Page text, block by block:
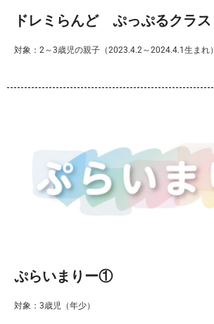
ドレミらんど ぷっぷるクラス
対象：2～3歳児の親子（2023.4.2～2024.4.1生まれ）
ぷらいまりー①
対象：3歳児（年少）